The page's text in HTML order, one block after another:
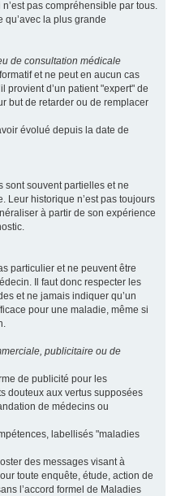
pas compréhensible par tous.
qu’avec la plus grande
de consultation médicale
et ne peut en aucun cas
provient d’un patient "expert" de
but de retarder ou de remplacer
évolué depuis la date de
sont souvent partielles et ne
Leur historique n’est pas toujours
à partir de son expérience
particulier et ne peuvent être
Il faut donc respecter les
et ne jamais indiquer qu’un
pour une maladie, même si
publicitaire ou de
de publicité pour les
douteux aux vertus supposées
de médecins ou
labellisés "maladies
des messages visant à
toute enquête, étude, action de
l’accord formel de Maladies